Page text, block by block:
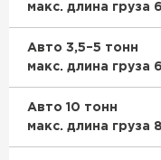
макс. длина груза
Авто 3,5–5 тонн
макс. длина груза
Авто 10 тонн
макс. длина груза